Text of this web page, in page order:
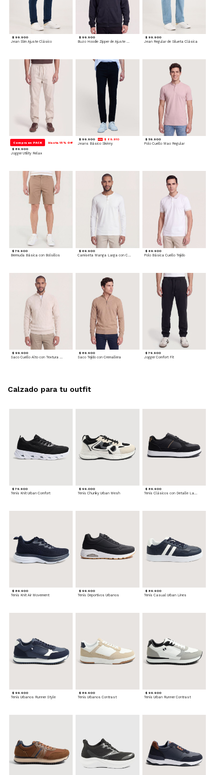
$ 99.900
Jean Slim Ajuste Clásico
$ 99.900
Buzo Hoodie Zipper de Ajuste Cómodo
$ 99.900
Jean Regular de Silueta Clásica
Compra en PACK Hasta 15% Off
$ 89.900
Jogger Utility Relax
$ 99.900 $ 89.910
Jeans Básico Skinny
$ 59.900
Polo Cuello Mao Regular
$ 79.900
Bermuda Básica con Bolsillos
$ 69.900
Camiseta Manga Larga con Cuello Henley
$ 69.900
Polo Básica Cuello Tejido
$ 99.900
Saco Cuello Alto con Textura Trenzada
$ 89.900
Saco Tejido con Cremallera
$ 79.900
Jogger Comfort Fit
$ 79.900
Tenis Knit Urban Comfort
$ 99.000
Tenis Chunky Urban Mesh
$ 89.900
Tenis Clásicos con Detalle Lateral
$ 89.900
Tenis Knit Air Movement
$ 99.900
Tenis Deportivos Urbanos
$ 89.900
Tenis Casual Urban Lines
$ 99.900
Tenis Urbanos Runner Style
$ 89.900
Tenis Urbanos Contrast
$ 99.900
Tenis Urban Runner Contrast
Calzado para tu outfit